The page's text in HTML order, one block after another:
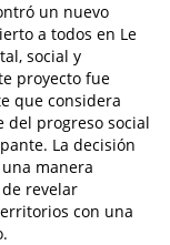
un nuevo
a todos en Le
social y
proyecto fue
que considera
progreso social
La decisión
manera
revelar
con una